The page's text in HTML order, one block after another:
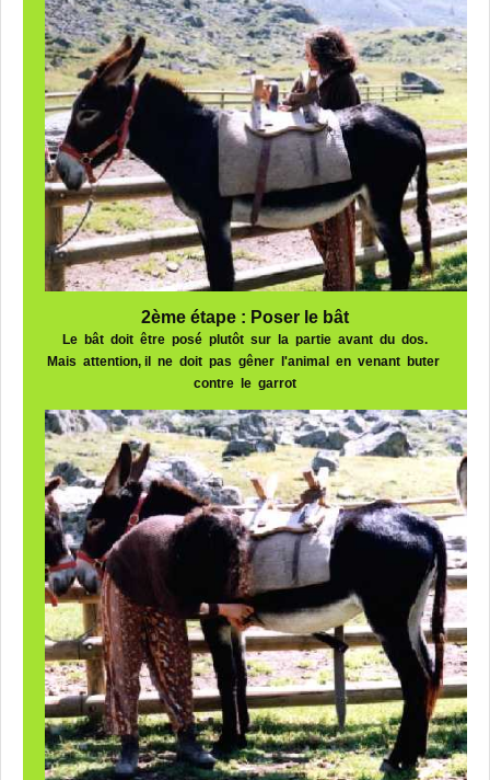
2ème étape : Poser le bât
Le bât doit être posé plutôt sur la partie avant du dos.
Mais attention, il ne doit pas gêner l'animal en venant buter
contre le garrot